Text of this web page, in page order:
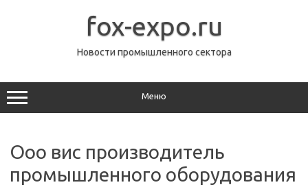
fox-expo.ru
Новости промышленного сектора
Меню
Ооо вис производитель
промышленного оборудования